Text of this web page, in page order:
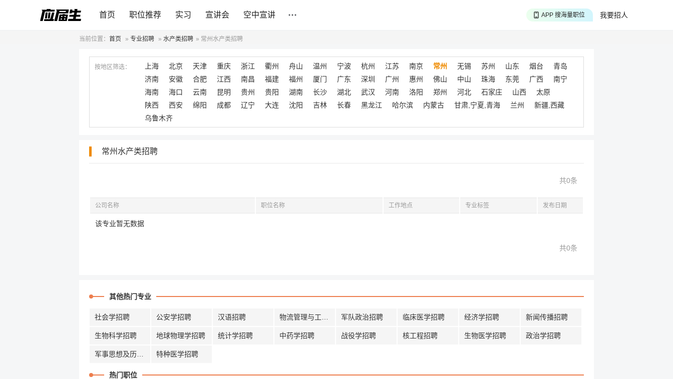
首页 职位推荐 实习 宣讲会 空中宣讲 我要招人
APP 搜海量职位
APP 聊投递进度
当前位置： 首页 » 专业招聘 » 水产类招聘 » 常州水产类招聘
按地区筛选： 上海 北京 天津 重庆 浙江 衢州 舟山 温州 宁波 杭州 江苏 南京 常州 无锡 苏州 山东 烟台
青岛
济南
安徽 合肥 江西 南昌 福建 福州 厦门 广东 深圳 广州 惠州 佛山 中山 珠海 东莞 广西
南宁
海南
海口 云南 昆明 贵州 贵阳 湖南 长沙 湖北 武汉 河南 洛阳 郑州 河北 石家庄 山西
太原
陕西
西安 绵阳 成都 辽宁 大连 沈阳 吉林 长春 黑龙江 哈尔滨 内蒙古 甘肃,宁夏,青海 兰州
新疆,西藏
乌鲁木齐
常州水产类招聘
共0条
公司名称 职位名称 工作地点 专业标签 发布日期
该专业暂无数据
共0条
其他热门专业
社会学招聘 公安学招聘 汉语招聘 军队政治招聘 临床医学招聘 经济学招聘 新闻传播招聘
生物科学招聘 地球物理学招聘 统计学招聘 中药学招聘 战役学招聘 核工程招聘 生物医学招聘 政治学招聘
特种医学招聘
热门职位